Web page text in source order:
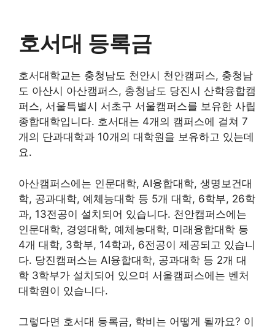
호서대 등록금
호서대학교는 충청남도 천안시 천안캠퍼스, 충청남
도 아산시 아산캠퍼스, 충청남도 당진시 산학융합캠
퍼스, 서울특별시 서초구 서울캠퍼스를 보유한 사립
종합대학입니다. 호서대는 4개의 캠퍼스에 걸쳐 7
개의 단과대학과 10개의 대학원을 보유하고 있는데
요.
아산캠퍼스에는 인문대학, AI융합대학, 생명보건대
학, 공과대학, 예체능대학 등 5개 대학, 6학부, 26학
과, 13전공이 설치되어 있습니다. 천안캠퍼스에는
인문대학, 경영대학, 예체능대학, 미래융합대학 등
4개 대학, 3학부, 14학과, 6전공이 제공되고 있습니
다. 당진캠퍼스는 AI융합대학, 공과대학 등 2개 대
학 3학부가 설치되어 있으며 서울캠퍼스에는 벤처
대학원이 있습니다.
그렇다면 호서대 등록금, 학비는 어떻게 될까요? 이